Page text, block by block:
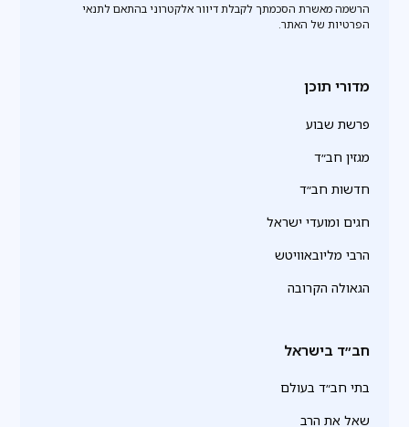
הרשמה מאשרת הסכמתך לקבלת דיוור אלקטרוני בהתאם לתנאי
הפרטיות של האתר.
מדורי תוכן
פרשת שבוע
מגזין חב״ד
חדשות חב״ד
חגים ומועדי ישראל
הרבי מליובאוויטש
הגאולה הקרובה
חב״ד בישראל
בתי חב״ד בעולם
שאל את הרב